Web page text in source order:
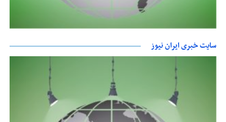
سایت خبری ایران نیوز